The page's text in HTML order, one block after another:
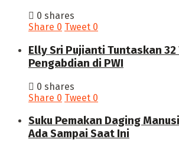
0 shares
Share 0 Tweet 0
Elly Sri Pujianti Tuntaskan 32
Pengabdian di PWI
0 shares
Share 0 Tweet 0
‎Suku Pemakan Daging
Ada Sampai Saat Ini